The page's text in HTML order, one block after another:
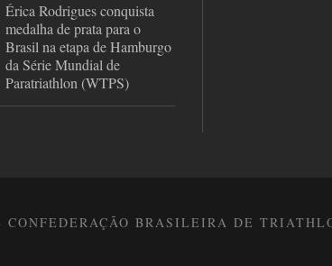
Érica Rodrigues conquista
medalha de prata para o
Brasil na etapa de Hamburgo
da Série Mundial de
Paratriathlon (WTPS)
CONFEDERAÇÃO BRASILEIRA DE